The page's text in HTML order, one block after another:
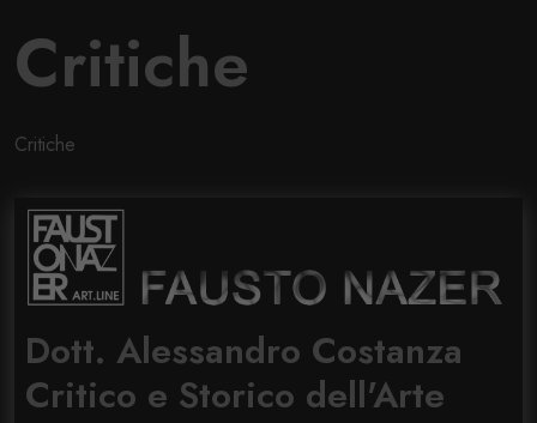
Critiche
Critiche
Dott. Alessandro Costanza
Critico e Storico dell'Arte